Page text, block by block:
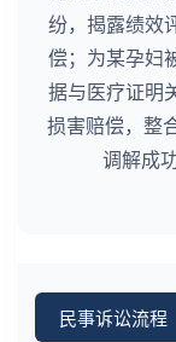
纷，揭露绩效
偿；为某孕妇
据与医疗证明
损害赔偿，整
调解成
民事诉讼流程